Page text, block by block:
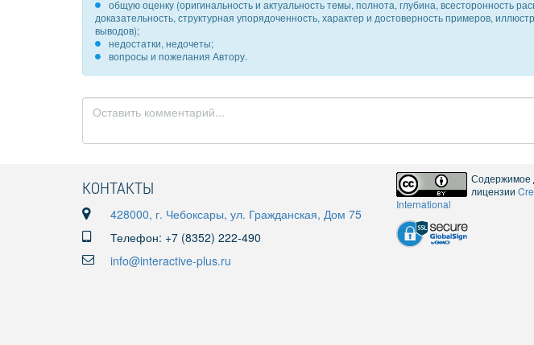
общую оценку (оригинальность и актуальность темы, полнота, глубина, всесторонность
доказательность, структурная упорядоченность, характер и достоверность примеров,
выводов);
недостатки, недочеты;
вопросы и пожелания Автору.
КОНТАКТЫ
428000, г. Чебоксары, ул. Гражданская, Дом 75
Телефон: +7 (8352) 222-490
info@interactive-plus.ru
Содержимое
лицензии
International